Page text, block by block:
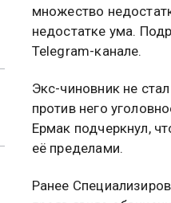
множество
недостатке ума.
Telegram-канале.
Экс-чиновник не
против него
Ермак подчеркнул,
её пределами.
Ранее